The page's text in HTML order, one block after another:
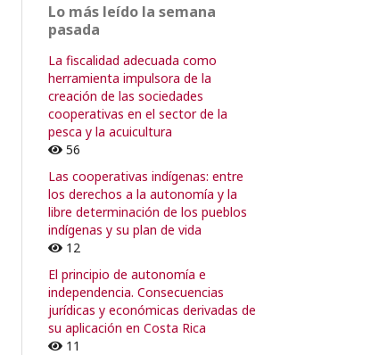
Lo más leído la semana
pasada
La fiscalidad adecuada como
herramienta impulsora de la
creación de las sociedades
cooperativas en el sector de la
pesca y la acuicultura
56
Las cooperativas indígenas: entre
los derechos a la autonomía y la
libre determinación de los pueblos
indígenas y su plan de vida
12
El principio de autonomía e
independencia. Consecuencias
jurídicas y económicas derivadas de
su aplicación en Costa Rica
11